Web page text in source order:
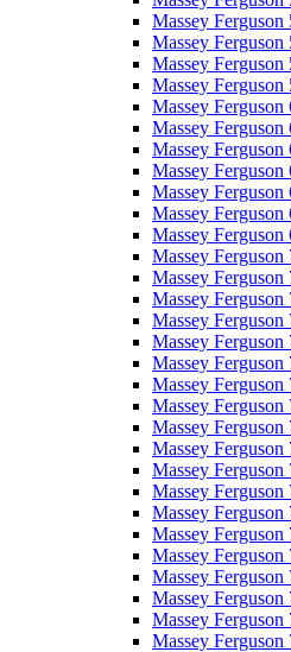
Massey Ferguson
Massey Ferguson
Massey Ferguson
Massey Ferguson
Massey Ferguson
Massey Ferguson
Massey Ferguson
Massey Ferguson
Massey Ferguson
Massey Ferguson
Massey Ferguson
Massey Ferguson
Massey Ferguson
Massey Ferguson
Massey Ferguson
Massey Ferguson
Massey Ferguson
Massey Ferguson
Massey Ferguson
Massey Ferguson
Massey Ferguson
Massey Ferguson
Massey Ferguson
Massey
Massey Ferguson
Massey
Massey Ferguson
Massey Ferguson
Massey Ferguson
Massey